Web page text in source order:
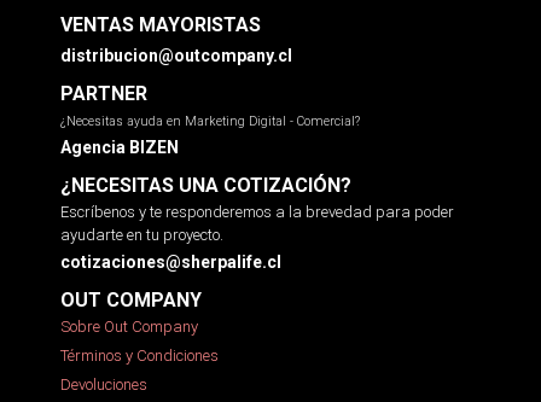
VENTAS MAYORISTAS
distribucion@outcompany.cl
PARTNER
¿Necesitas ayuda en Marketing Digital - Comercial?
Agencia BIZEN
¿NECESITAS UNA COTIZACIÓN?
Escríbenos y te responderemos a la brevedad para poder
ayudarte en tu proyecto.
cotizaciones@sherpalife.cl
OUT COMPANY
Sobre Out Company
Términos y Condiciones
Devoluciones